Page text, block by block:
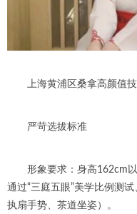
上海黄浦区桑拿高颜值技
严苛选拔标准
形象要求：身高162cm以
通过“三庭五眼”美学比例测
执扇手势、茶道坐姿）。